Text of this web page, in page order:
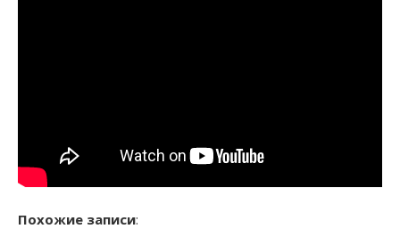
Похожие записи: